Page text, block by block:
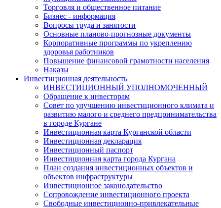
Торговля и общественное питание
Бизнес - информация
Вопросы труда и занятости
Основные планово-прогнозные документы
Корпоративные программы по укреплению
здоровья работников
Повышение финансовой грамотности населения
Наказы
Инвестиционная деятельность
ИНВЕСТИЦИОННЫЙ УПОЛНОМОЧЕННЫЙ
Обращение к инвесторам
Совет по улучшению инвестиционного климата и
развитию малого и среднего предпринимательства
в городе Кургане
Инвестиционная карта Курганской области
Инвестиционная декларация
Инвестиционный паспорт
Инвестиционная карта города Кургана
План создания инвестиционных объектов и
объектов инфраструктуры
Инвестиционное законодательство
Сопровождение инвестиционного проекта
Свободные инвестиционно-привлекательные